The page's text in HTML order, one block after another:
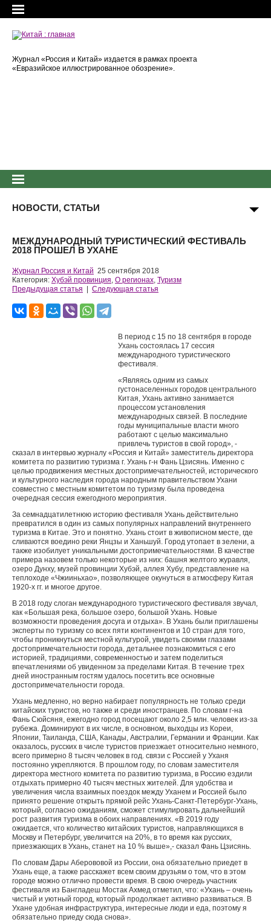
Журнал «Россия и Китай» издается в рамках проекта
«Евразийское иллюстрированное обозрение».
НОВОСТИ, СТАТЬИ
МЕЖДУНАРОДНЫЙ ТУРИСТИЧЕСКИЙ ФЕСТИВАЛЬ
2018 ПРОШЕЛ В УХАНЕ
Журнал Россия и Китай 25 сентября 2018
Категория: Хубэй провинция, О регионах, Туризм
Предыдущая статья
Следующая статья
В период с 15 по 18 сентября в городе
Ухань состоялась 17 сессия
международного туристического
фестиваля.
«Являясь одним из самых
густонаселенных городов центрального
Китая, Ухань активно занимается
процессом установления
международных связей. В последние
годы муниципальные власти много
работают с целью максимально
привлечь туристов в свой город», -
сказал в интервью журналу «Россия и Китай» заместитель директора
комитета по развитию туризма г. Ухань г-н Фань Цзисянь. Именно с
целью продвижения местных достопримечательностей, исторического
и культурного наследия города народным правительством Ухани
совместно с местным комитетом по туризму была проведена
очередная сессия ежегодного мероприятия.
За семнадцатилетнюю историю фестиваля Ухань действительно
превратился в один из самых популярных направлений внутреннего
туризма в Китае. Это и понятно. Ухань стоит в живописном месте, где
сливаются воедино реки Янцзы и Ханьшуй. Город утопает в зелени, а
также изобилует уникальными достопримечательностями. В качестве
примера назовем только некоторые из них: башня желтого журавля,
озеро Дунху, музей провинции Хубэй, аллея Хубу, представление на
теплоходе «Чжииньхао», позволяющее окунуться в атмосферу Китая
1920-х гг. и многое другое.
В 2018 году слоган международного туристического фестиваля звучал,
как «Большая река, большое озеро, большой Ухань. Новые
возможности проведения досуга и отдыха». В Ухань были приглашены
эксперты по туризму со всех пяти континентов и 10 стран для того,
чтобы проникнуться местной культурой, увидеть своими глазами
достопримечательности города, детальнее познакомиться с его
историей, традициями, современностью и затем поделиться
впечатлениями об увиденном за пределами Китая. В течение трех
дней иностранным гостям удалось посетить все основные
достопримечательности города.
Ухань медленно, но верно набирает популярность не только среди
китайских туристов, но также и среди иностранцев. По словам г-на
Фань Сюйсяня, ежегодно город посещают около 2,5 млн. человек из-за
рубежа. Доминируют в их числе, в основном, выходцы из Кореи,
Японии, Таиланда, США, Канады, Австралии, Германии и Франции. Как
оказалось, русских в числе туристов приезжает относительно немного,
всего примерно 8 тысяч человек в год. связи с Россией у Уханя
постоянно укрепляются. В прошлом году, по словам заместителя
директора местного комитета по развитию туризма, в Россию ездили
отдыхать примерно 40 тысяч местных жителей. Для удобства и
увеличения числа взаимных поездок между Уханем и Россией было
принято решение открыть прямой рейс Ухань-Санкт-Петербург-Ухань,
который, согласно ожиданиям, сможет стимулировать дальнейший
рост развития туризма в обоих направлениях. «В 2019 году
ожидается, что количество китайских туристов, направляющихся в
Москву и Петербург, увеличится на 20%, в то время как русских,
приезжающих в Ухань, станет на 10 % выше»,- сказал Фань Цзисянь.
По словам Дары Аберововой из России, она обязательно приедет в
Ухань еще, а также расскажет всем своим друзьям о том, что в этом
городе можно отлично провести время. В свою очередь участник
фестиваля из Бангладеш Мостак Ахмед отметил, что: «Ухань – очень
чистый и уютный город, который продолжает активно развиваться. В
Ухане удобная инфраструктура, интересные люди и еда, поэтому я
обязательно приеду сюда снова».